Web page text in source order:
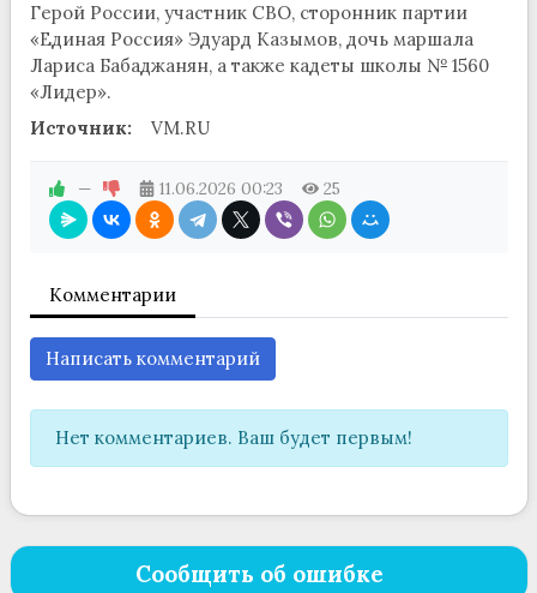
Герой России, участник СВО, сторонник партии
«Единая Россия» Эдуард Казымов, дочь маршала
Лариса Бабаджанян, а также кадеты школы № 1560
«Лидер».
Источник:
VM.RU
— 11.06.2026 00:23 25
Комментарии
Написать комментарий
Нет комментариев. Ваш будет первым!
Сообщить об ошибке